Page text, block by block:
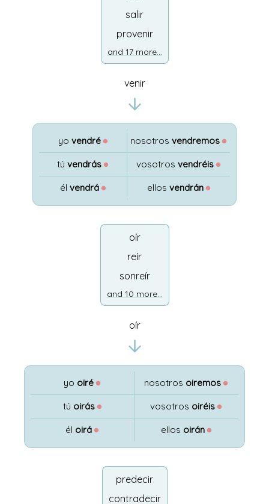
salir
provenir
and 17 more...
venir
yo vendré ●
tú vendrás ●
él vendrá ●
nosotrosvendremos ●
vosotrosvendréis ●
ellos vendrán ●
oír
reír
sonreír
and 10 more...
oír
yo oiré ●
tú oirás ●
él oirá ●
nosotros oiremos ●
vosotros oiréis ●
ellos oirán ●
predecir
contradecir